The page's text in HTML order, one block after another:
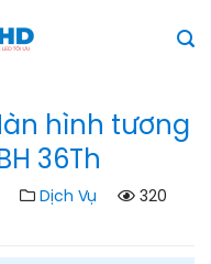
hình tương
36Th
Dịch Vụ
320